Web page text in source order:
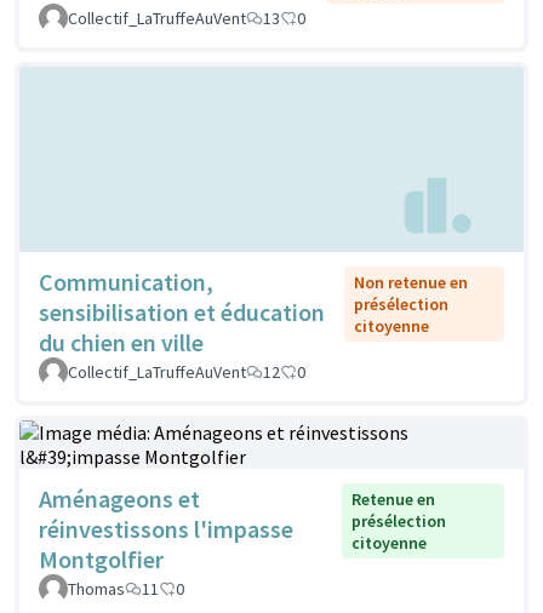
Collectif_LaTruffeAuVent
13 0
Communication,
sensibilisation et éducation
du chien en ville
Non retenue en
présélection
citoyenne
Collectif_LaTruffeAuVent 12 0
Aménageons et
réinvestissons l'impasse
Montgolfier
Retenue en
présélection
citoyenne
Thomas 11 0